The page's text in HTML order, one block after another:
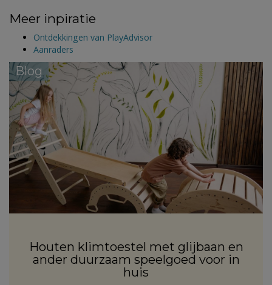
Meer inpiratie
Ontdekkingen van PlayAdvisor
Aanraders
Blog
Houten klimtoestel met glijbaan en
ander duurzaam speelgoed voor in
huis